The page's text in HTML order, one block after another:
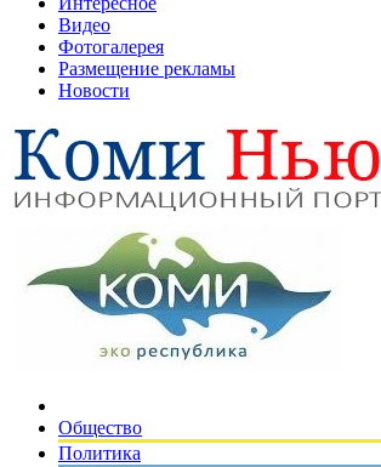
Видео
Фотогалерея
Размещение рекламы
Новости
Общество
Политика